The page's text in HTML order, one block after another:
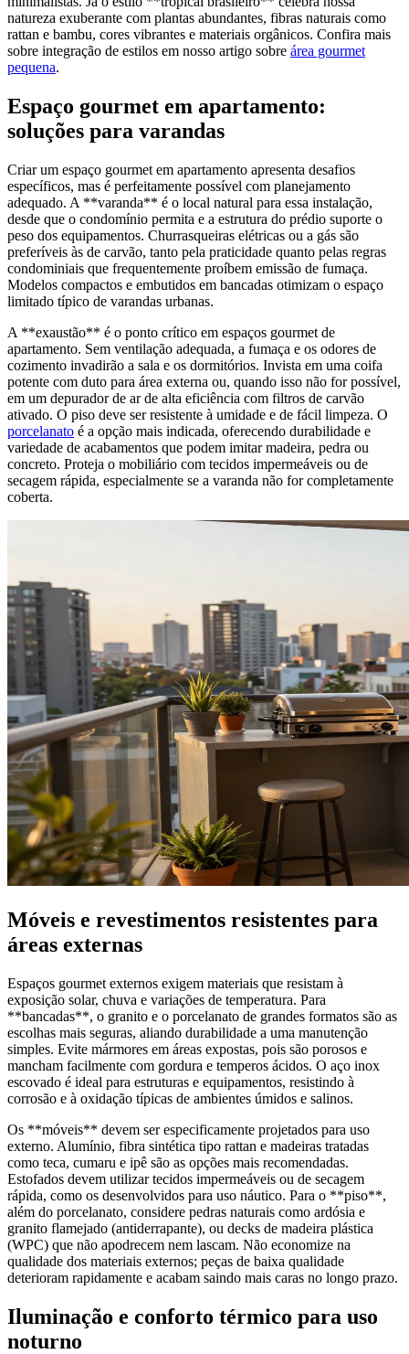
natureza exuberante com plantas abundantes, fibras naturais como
rattan e bambu, cores vibrantes e materiais orgânicos. Confira mais
sobre integração de estilos em nosso artigo sobre área gourmet
pequena.
Espaço gourmet em apartamento:
soluções para varandas
Criar um espaço gourmet em apartamento apresenta desafios
específicos, mas é perfeitamente possível com planejamento
adequado. A **varanda** é o local natural para essa instalação,
desde que o condomínio permita e a estrutura do prédio suporte o
peso dos equipamentos. Churrasqueiras elétricas ou a gás são
preferíveis às de carvão, tanto pela praticidade quanto pelas regras
condominiais que frequentemente proíbem emissão de fumaça.
Modelos compactos e embutidos em bancadas otimizam o espaço
limitado típico de varandas urbanas.
A **exaustão** é o ponto crítico em espaços gourmet de
apartamento. Sem ventilação adequada, a fumaça e os odores de
cozimento invadirão a sala e os dormitórios. Invista em uma coifa
potente com duto para área externa ou, quando isso não for possível,
em um depurador de ar de alta eficiência com filtros de carvão
ativado. O piso deve ser resistente à umidade e de fácil limpeza. O
porcelanato é a opção mais indicada, oferecendo durabilidade e
variedade de acabamentos que podem imitar madeira, pedra ou
concreto. Proteja o mobiliário com tecidos impermeáveis ou de
secagem rápida, especialmente se a varanda não for completamente
coberta.
Móveis e revestimentos resistentes para
áreas externas
Espaços gourmet externos exigem materiais que resistam à
exposição solar, chuva e variações de temperatura. Para
**bancadas**, o granito e o porcelanato de grandes formatos são as
escolhas mais seguras, aliando durabilidade a uma manutenção
simples. Evite mármores em áreas expostas, pois são porosos e
mancham facilmente com gordura e temperos ácidos. O aço inox
escovado é ideal para estruturas e equipamentos, resistindo à
corrosão e à oxidação típicas de ambientes úmidos e salinos.
Os **móveis** devem ser especificamente projetados para uso
externo. Alumínio, fibra sintética tipo rattan e madeiras tratadas
como teca, cumaru e ipê são as opções mais recomendadas.
Estofados devem utilizar tecidos impermeáveis ou de secagem
rápida, como os desenvolvidos para uso náutico. Para o **piso**,
além do porcelanato, considere pedras naturais como ardósia e
granito flamejado (antiderrapante), ou decks de madeira plástica
(WPC) que não apodrecem nem lascam. Não economize na
qualidade dos materiais externos; peças de baixa qualidade
deterioram rapidamente e acabam saindo mais caras no longo prazo.
Iluminação e conforto térmico para uso
noturno